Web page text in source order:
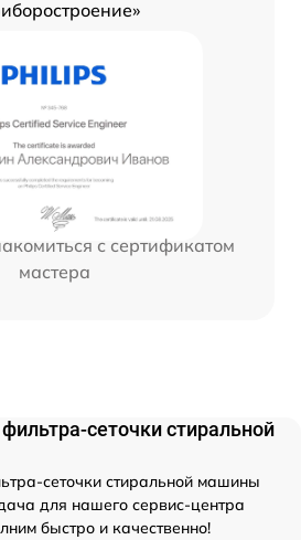
с сертификатом
мастера
сеточки стиральной
сеточки стиральной машины
для нашего сервис-центра
быстро и качественно!